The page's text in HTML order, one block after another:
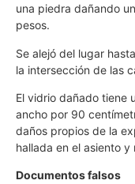
una piedra dañando
pesos.
Se alejó del lugar
la intersección de las
El vidrio dañado tiene
ancho por 90
daños propios de la
hallada en el asiento
Documentos falsos